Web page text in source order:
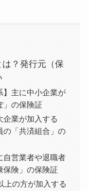
？発行元（保
】主に中小企業が
」の保険証
企業が加入する
の「共済組合」の
自営業者や退職者
保険」の保険証
上の方が加入する